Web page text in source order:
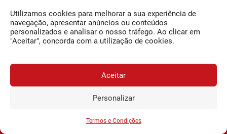
Utilizamos cookies para melhorar a sua experiência de
navegação, apresentar anúncios ou conteúdos
personalizados e analisar o nosso tráfego. Ao clicar em
"Aceitar", concorda com a utilização de cookies.
Aceitar
Personalizar
Termos e Condições
0,34€/semana
Siga-nos
Facebook
O Jornal da Bairrada
Contactos
Termos e Condições
© 2026 Jornal da Bairrada